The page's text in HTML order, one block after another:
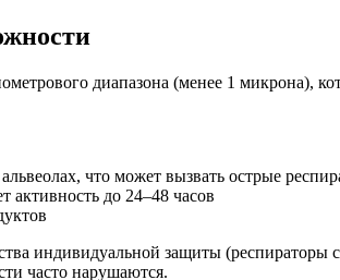
диапазона (менее 1 микрона),
что может вызвать острые
активность до 24–48 часов
индивидуальной защиты
часто нарушаются.